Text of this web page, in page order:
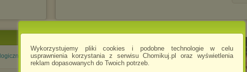
Wykorzystujemy pliki cookies i podobne technologie w celu
usprawnienia korzystania z serwisu Chomikuj.pl oraz wyświetlenia
reklam dopasowanych do Twoich potrzeb.
w